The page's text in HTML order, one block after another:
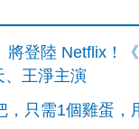
將登陸 Netflix！
、王淨主演
，只需1個雞蛋，